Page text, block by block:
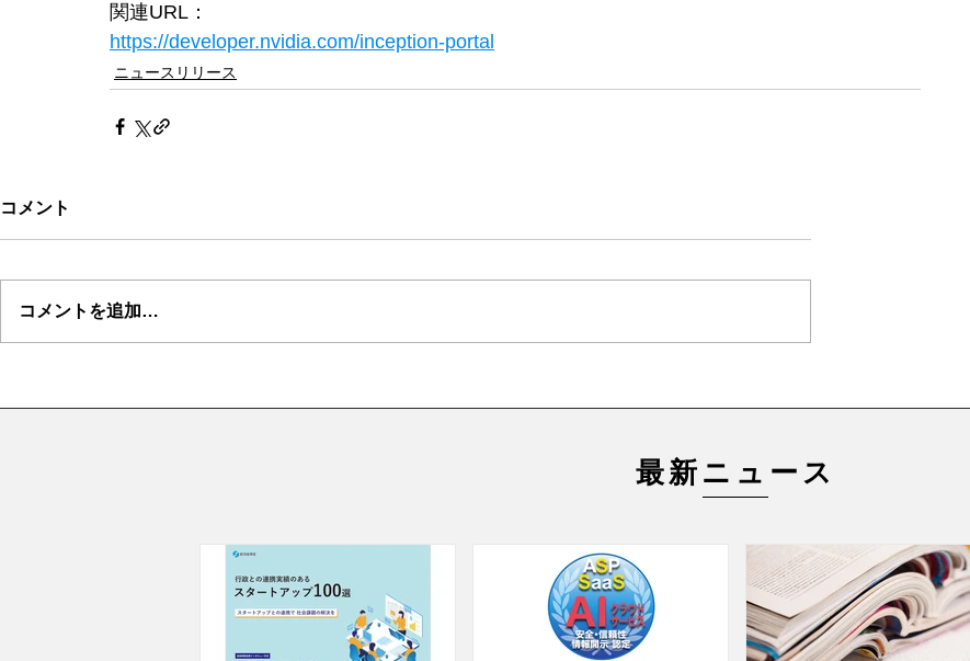
関連URL：
https://developer.nvidia.com/inception-portal
ニュースリリース
コメント
コメントを追加…
最新ニュース